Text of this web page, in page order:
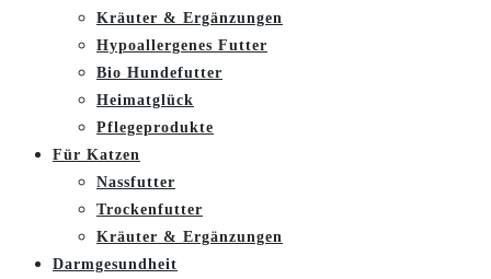
Kräuter & Ergänzungen
Hypoallergenes Futter
Bio Hundefutter
Heimatglück
Pflegeprodukte
Für Katzen
Nassfutter
Trockenfutter
Kräuter & Ergänzungen
Darmgesundheit